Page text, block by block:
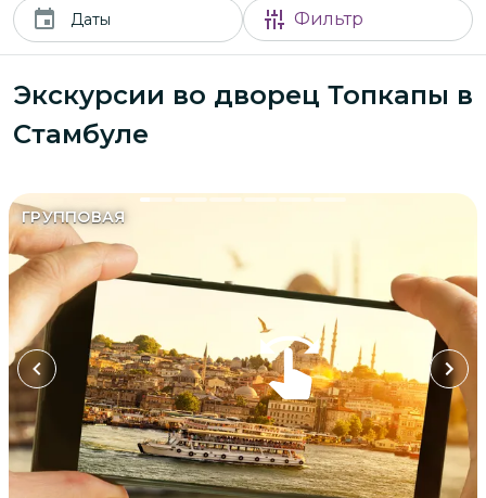
Даты Фильтр
Экскурсии во дворец Топкапы в
Стамбуле
ГРУППОВАЯ